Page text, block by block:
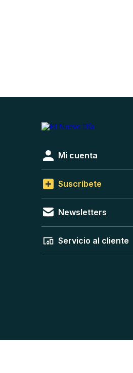
Mi cuenta
Suscríbete
Newsletters
Servicio al cliente